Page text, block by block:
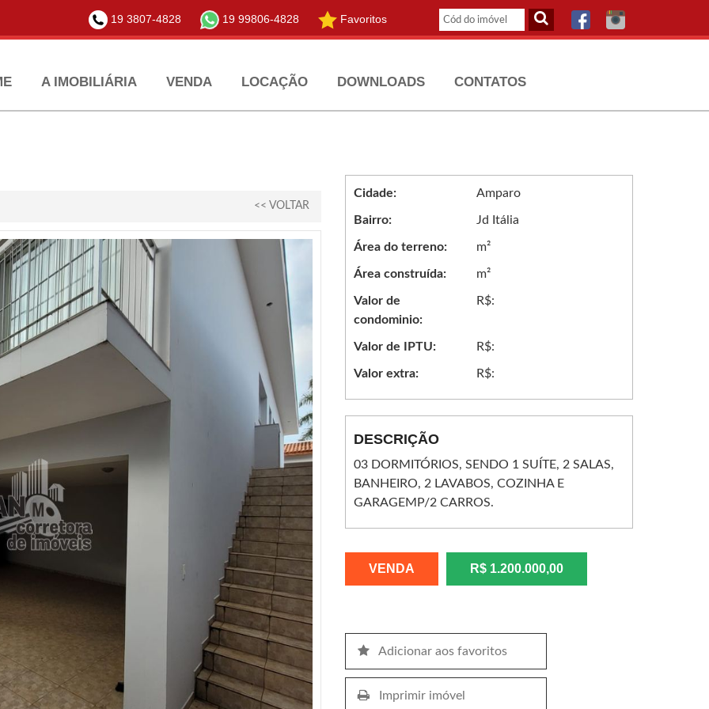
19 3807-4828 19 99806-4828 Favoritos
A IMOBILIÁRIA VENDA LOCAÇÃO DOWNLOADS CONTATOS
<< VOLTAR
Cidade: Amparo
Bairro: Jd Itália
Área do terreno: m²
Área construída: m²
Valor de
condominio:
R$:
Valor de IPTU: R$:
Valor extra: R$:
DESCRIÇÃO
03 DORMITÓRIOS, SENDO 1 SUÍTE, 2 SALAS,
BANHEIRO, 2 LAVABOS, COZINHA E
GARAGEMP/2 CARROS.
VENDA R$ 1.200.000,00
Adicionar aos favoritos
Imprimir imóvel